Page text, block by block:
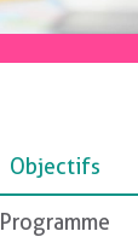
Objectifs
Programme